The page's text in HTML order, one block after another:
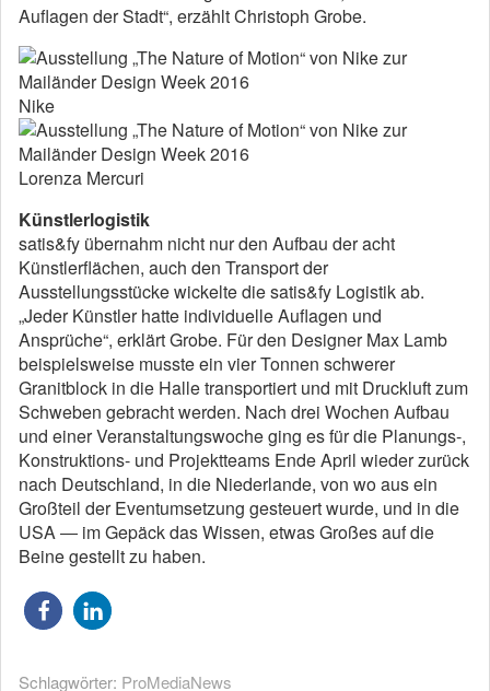
Auflagen der Stadt“, erzählt Christoph Grobe.
Nike
Lorenza Mercuri
Künstlerlogistik
satis&fy übernahm nicht nur den Aufbau der acht
Künstlerflächen, auch den Transport der
Ausstellungsstücke wickelte die satis&fy Logistik ab.
„Jeder Künstler hatte individuelle Auflagen und
Ansprüche“, erklärt Grobe. Für den Designer Max Lamb
beispielsweise musste ein vier Tonnen schwerer
Granitblock in die Halle transportiert und mit Druckluft zum
Schweben gebracht werden. Nach drei Wochen Aufbau
und einer Veranstaltungswoche ging es für die Planungs-,
Konstruktions- und Projektteams Ende April wieder zurück
nach Deutschland, in die Niederlande, von wo aus ein
Großteil der Eventumsetzung gesteuert wurde, und in die
USA ― im Gepäck das Wissen, etwas Großes auf die
Beine gestellt zu haben.
Schlagwörter: ProMediaNews